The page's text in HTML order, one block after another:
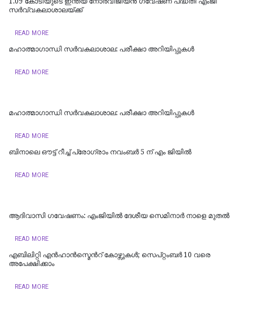
സര്‍വ്വകലാശാലയ്ക്ക്
READ MORE
മഹാത്മാഗാന്ധി സർവകലാശാല: പരീക്ഷാ അറിയിപ്പുകൾ
READ MORE
മഹാത്മാഗാന്ധി സർവകലാശാല: പരീക്ഷാ അറിയിപ്പുകൾ
READ MORE
ബിനാലെ ഔട്ട് റീച്ച് പ്രോഗ്രാം നവംബര്‍ 5 ന് എം ജിയില്‍
READ MORE
ആദിവാസി ഗവേഷണം: എംജിയില്‍ ദേശീയ സെമിനാര്‍ നാളെ മുതല്‍
READ MORE
എബിലിറ്റി എന്‍ഹാന്‍സ്മെന്‍റ് കോഴ്സുകള്‍; സെപ്റ്റംബര്‍ 10 വരെ
അപേക്ഷിക്കാം
READ MORE